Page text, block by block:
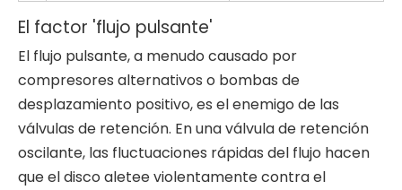
El factor 'flujo pulsante'
El flujo pulsante, a menudo causado por
compresores alternativos o bombas de
desplazamiento positivo, es el enemigo de las
válvulas de retención. En una válvula de retención
oscilante, las fluctuaciones rápidas del flujo hacen
que el disco aletee violentamente contra el